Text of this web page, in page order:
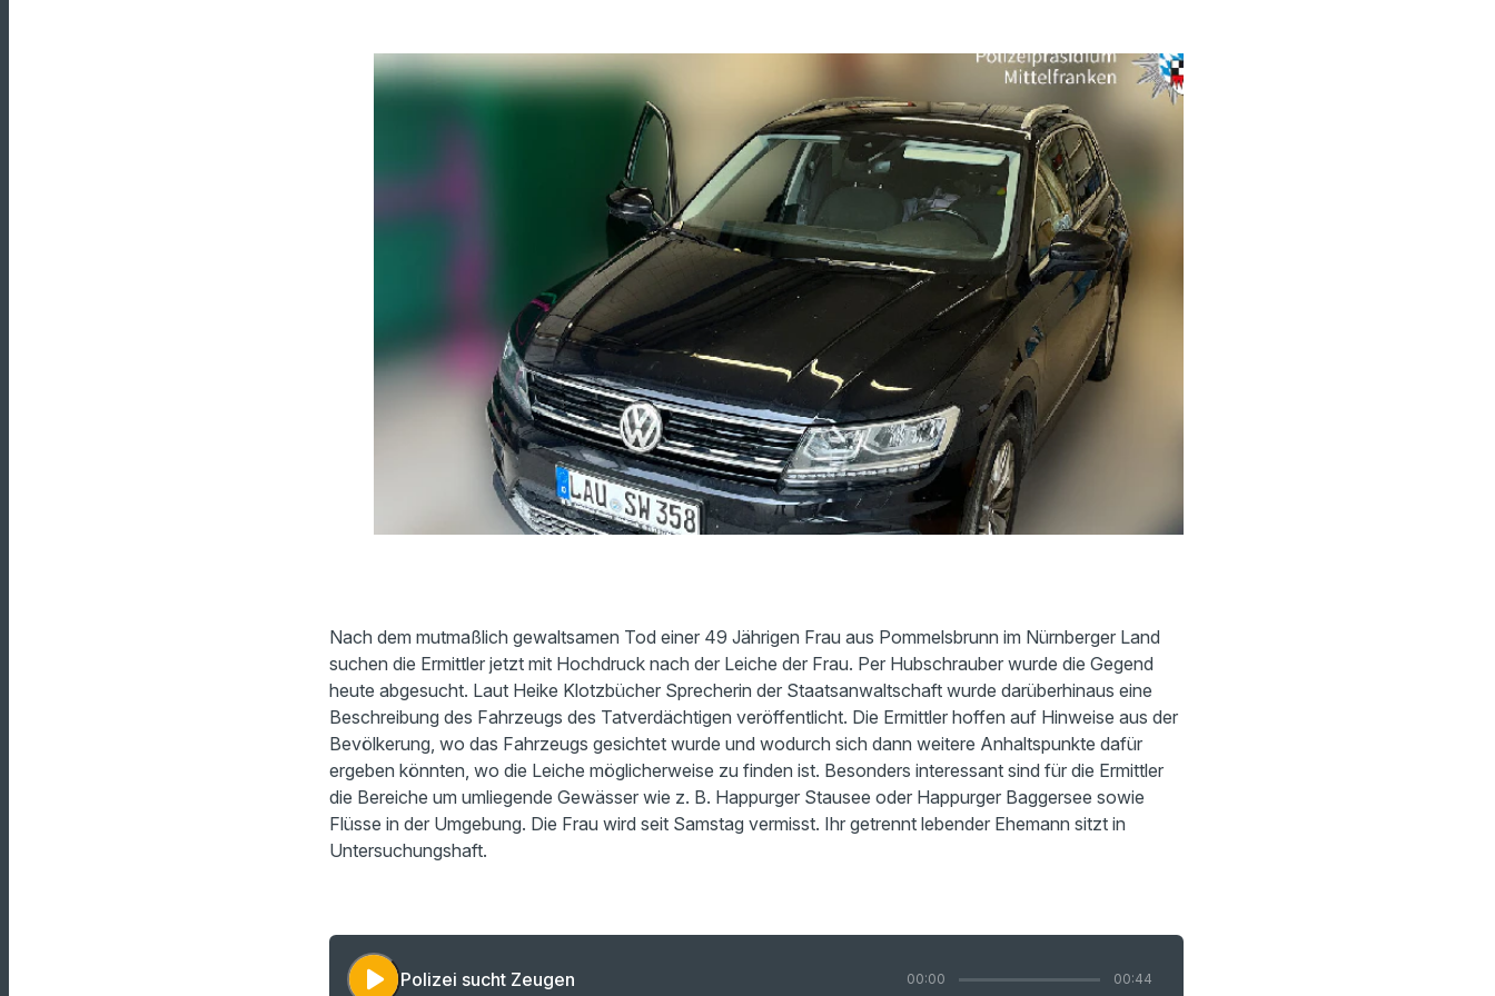
Nach dem mutmaßlich gewaltsamen Tod einer 49 Jährigen Frau aus Pommelsbrunn im Nürnberger Land
suchen die Ermittler jetzt mit Hochdruck nach der Leiche der Frau. Per Hubschrauber wurde die Gegend
heute abgesucht. Laut Heike Klotzbücher Sprecherin der Staatsanwaltschaft wurde darüberhinaus eine
Beschreibung des Fahrzeugs des Tatverdächtigen veröffentlicht. Die Ermittler hoffen auf Hinweise aus der
Bevölkerung, wo das Fahrzeugs gesichtet wurde und wodurch sich dann weitere Anhaltspunkte dafür
ergeben könnten, wo die Leiche möglicherweise zu finden ist. Besonders interessant sind für die Ermittler
die Bereiche um umliegende Gewässer wie z. B. Happurger Stausee oder Happurger Baggersee sowie
Flüsse in der Umgebung. Die Frau wird seit Samstag vermisst. Ihr getrennt lebender Ehemann sitzt in
Untersuchungshaft.
play_arrow Polizei sucht Zeugen 00:00 00:44